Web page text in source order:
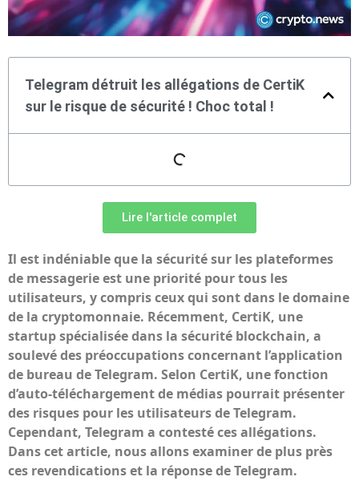
Telegram détruit les allégations de CertiK
sur le risque de sécurité ! Choc total !
Lire l'article complet
Il est indéniable que la sécurité sur les plateformes
de messagerie est une priorité pour tous les
utilisateurs, y compris ceux qui sont dans le domaine
de la cryptomonnaie. Récemment, CertiK, une
startup spécialisée dans la sécurité blockchain, a
soulevé des préoccupations concernant l’application
de bureau de Telegram. Selon CertiK, une fonction
d’auto-téléchargement de médias pourrait présenter
des risques pour les utilisateurs de Telegram.
Cependant, Telegram a contesté ces allégations.
Dans cet article, nous allons examiner de plus près
ces revendications et la réponse de Telegram.